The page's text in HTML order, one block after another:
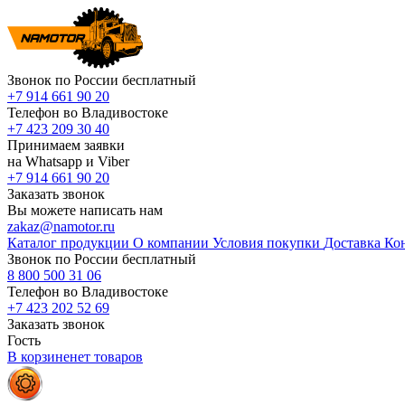
Звонок по России бесплатный
+7 914 661 90 20
Телефон во Владивостоке
+7 423 209 30 40
Принимаем заявки
на Whatsapp и Viber
+7 914 661 90 20
Заказать звонок
Вы можете написать нам
zakaz@namotor.ru
Каталог продукции О компании Условия покупки Доставка
Звонок по России бесплатный
8 800 500 31 06
Телефон во Владивостоке
+7 423 202 52 69
Заказать звонок
Гость
В корзиненет товаров